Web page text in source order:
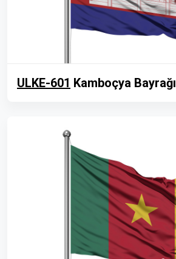
ULKE-601 Kamboçya Bayrağı